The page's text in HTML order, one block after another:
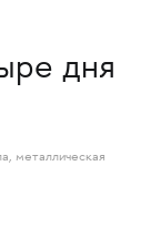
дня
металлическая